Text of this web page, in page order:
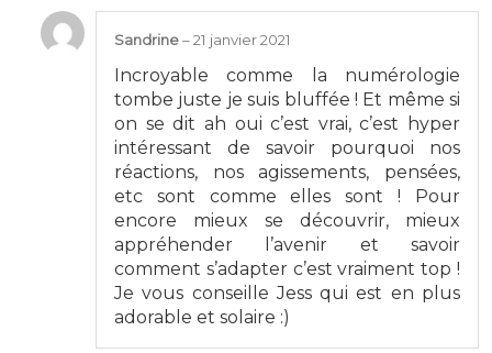
Sandrine–21 janvier 2021
Incroyable comme la numérologie
tombe juste je suis bluffée ! Et même si
on se dit ah oui c’est vrai, c’est hyper
intéressant de savoir pourquoi nos
réactions, nos agissements, pensées,
etc sont comme elles sont ! Pour
encore mieux se découvrir, mieux
appréhender l’avenir et savoir
comment s’adapter c’est vraiment top !
Je vous conseille Jess qui est en plus
adorable et solaire :)